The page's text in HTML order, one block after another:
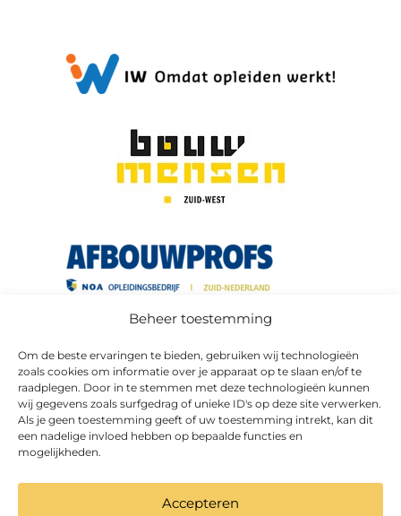
Beheer toestemming
Om de beste ervaringen te bieden, gebruiken wij technologieën
zoals cookies om informatie over je apparaat op te slaan en/of te
raadplegen. Door in te stemmen met deze technologieën kunnen
wij gegevens zoals surfgedrag of unieke ID's op deze site verwerken.
Als je geen toestemming geeft of uw toestemming intrekt, kan dit
een nadelige invloed hebben op bepaalde functies en
mogelijkheden.
Accepteren